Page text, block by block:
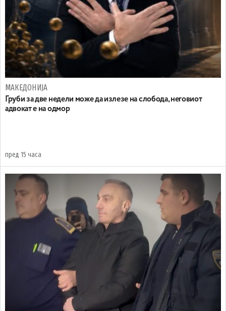
МАКЕДОНИЈА
Груби за две недели може да излезе на слобода, неговиот
адвокат е на одмор
пред 15 часа